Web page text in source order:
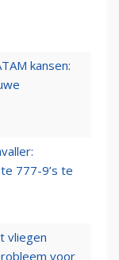
kansen:
777-9’s te
vliegen
voor